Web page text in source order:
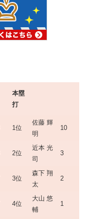
本塁
打
1位
佐藤 輝
明
10
2位
近本 光
司
3
3位
森下 翔
太
2
4位
大山 悠
輔
1